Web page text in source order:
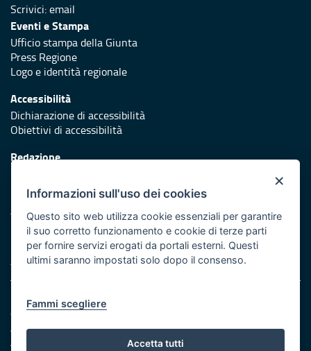
Scrivici:email
Eventi e Stampa
Ufficio stampa della Giunta
Press Regione
Logo e identità regionale
Accessibilità
Dichiarazione di accessibilità
Obiettivi di accessibilità
Redazione
Protezione civile
Vai al sito di Protezione Civile Puglia
Iniziativa finanziata con risorse del POR Puglia 2014/2020 -
Asse XI
Note legali
Cookie e privacy
Amministrazione trasparente
Atti di notifica
×
Informazioni sull'uso dei cookies
Questo sito web utilizza cookie essenziali per garantire
il suo corretto funzionamento e cookie di terze parti
per fornire servizi erogati da portali esterni. Questi
ultimi saranno impostati solo dopo il consenso.
Fammi scegliere
Accetta tutti